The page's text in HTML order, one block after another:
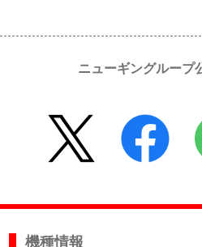
ニューギングループ
機種情報